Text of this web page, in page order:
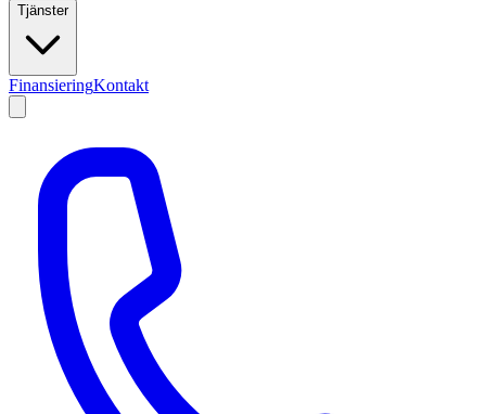
Tjänster
FinansieringKontakt